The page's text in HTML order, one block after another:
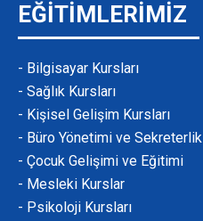
EĞİTİMLERİMİZ
- Bilgisayar Kursları
- Sağlık Kursları
- Kişisel Gelişim Kursları
- Büro Yönetimi ve Sekreterlik
- Çocuk Gelişimi ve Eğitimi
- Mesleki Kurslar
- Psikoloji Kursları